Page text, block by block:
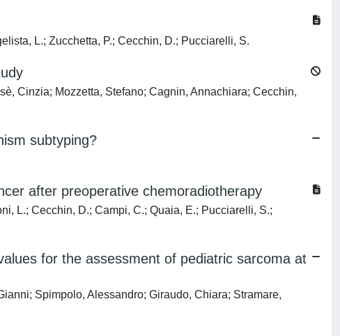
L.; Zucchetta, P.; Cecchin, D.; Pucciarelli, S.
Cinzia; Mozzetta, Stefano; Cagnin, Annachiara; Cecchin,
subtyping?
after preoperative chemoradiotherapy
L.; Cecchin, D.; Campi, C.; Quaia, E.; Pucciarelli, S.;
for the assessment of pediatric sarcoma at
Spimpolo, Alessandro; Giraudo, Chiara; Stramare,